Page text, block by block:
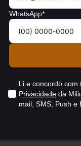
WhatsApp*
Li e concordo com
Privacidade da
mail, SMS, Push e